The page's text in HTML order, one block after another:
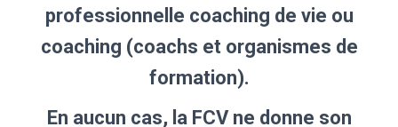
professionnelle coaching de vie ou
coaching (coachs et organismes de
formation).
En aucun cas, la FCV ne donne son